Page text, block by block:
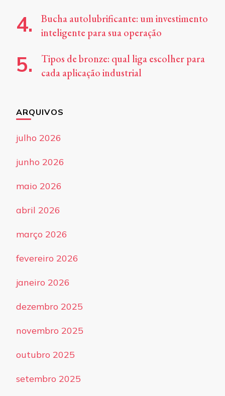
Bucha autolubrificante: um investimento
inteligente para sua operação
Tipos de bronze: qual liga escolher para
cada aplicação industrial
ARQUIVOS
julho 2026
junho 2026
maio 2026
abril 2026
março 2026
fevereiro 2026
janeiro 2026
dezembro 2025
novembro 2025
outubro 2025
setembro 2025